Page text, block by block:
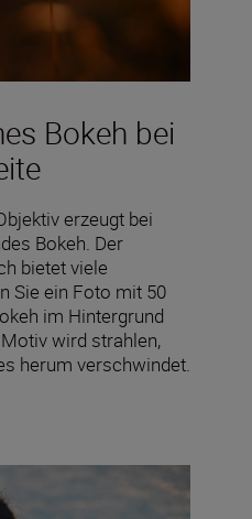
Bokeh bei
erzeugt bei
Bokeh. Der
bietet viele
Sie ein Foto mit 50
im Hintergrund
wird strahlen,
herum verschwindet.